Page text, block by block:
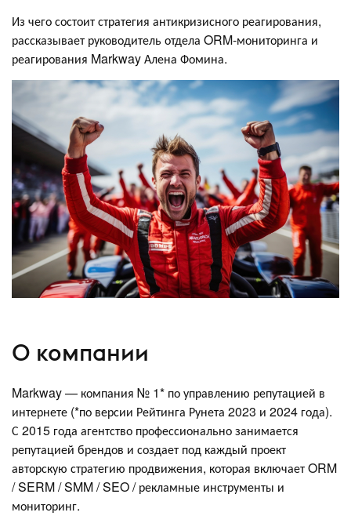
Из чего состоит стратегия антикризисного реагирования,
рассказывает руководитель отдела ORM-мониторинга и
реагирования Markway Алена Фомина.
О компании
Markway — компания № 1* по управлению репутацией в
интернете (*по версии Рейтинга Рунета 2023 и 2024 года).
С 2015 года агентство профессионально занимается
репутацией брендов и создает под каждый проект
авторскую стратегию продвижения, которая включает ORM
/ SERM / SMM / SEO / рекламные инструменты и
мониторинг.